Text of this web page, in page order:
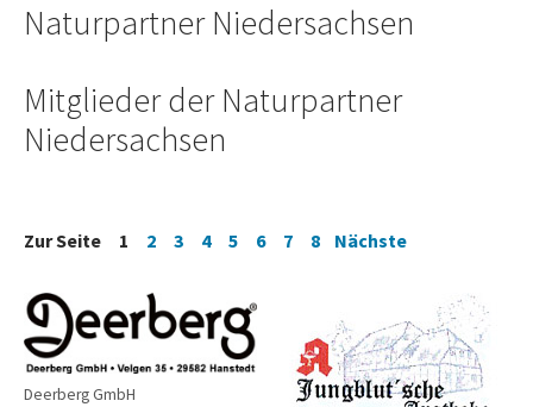
Naturpartner Niedersachsen
Mitglieder der Naturpartner
Niedersachsen
Zur Seite 1 2 3 4 5 6 7 8 Nächste
Deerberg GmbH